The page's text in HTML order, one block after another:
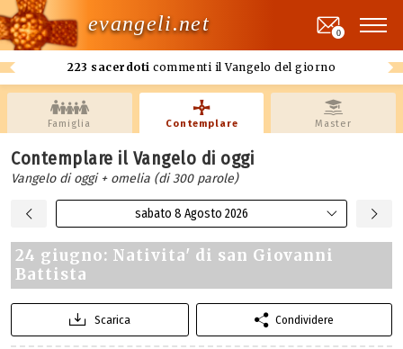
evangeli.net
223 sacerdoti commenti il Vangelo del giorno
0
Famiglia Contemplare Master
Contemplare il Vangelo di oggi
Vangelo di oggi + omelia (di 300 parole)
sabato 8 Agosto 2026
24 giugno: Nativita' di san Giovanni
Battista
Scarica Condividere